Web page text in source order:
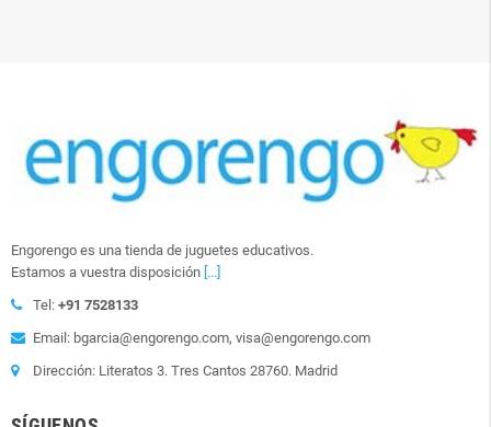
Engorengo es una tienda de juguetes educativos.
Estamos a vuestra disposición [...]
Tel: +91 7528133
Email: bgarcia@engorengo.com, visa@engorengo.com
Dirección: Literatos 3. Tres Cantos 28760. Madrid